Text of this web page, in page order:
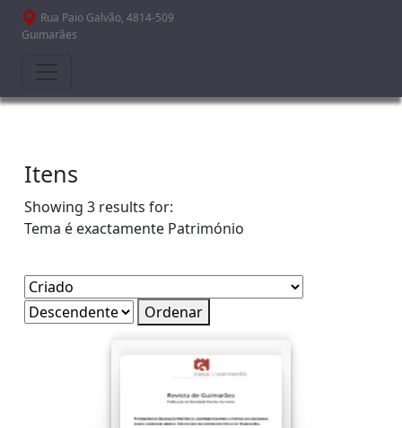
Passar para o conteúdo principal
Rua Paio Galvão, 4814-509
Guimarães
Itens
Showing 3 results for:
Tema é exactamente Património
Ordenar